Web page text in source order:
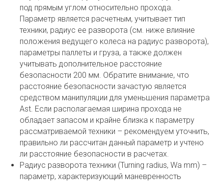
под прямым углом относительно прохода.
Параметр является расчетным, учитывает тип
техники, радиус ее разворота (см. ниже влияние
положения ведущего колеса на радиус разворота),
параметры паллеты и груза, а также должен
учитывать дополнительное расстояние
безопасности 200 мм. Обратите внимание, что
расстояние безопасности зачастую является
средством манипуляции для уменьшения параметра
Ast. Если располагаемая ширина прохода не
обладает запасом и крайне близка к параметру
рассматриваемой техники – рекомендуем уточнить,
правильно ли рассчитан данный параметр и учтено
ли расстояние безопасности в расчетах.
Радиус разворота техники (Turning radius, Wa mm) –
параметр, характеризующий маневренность